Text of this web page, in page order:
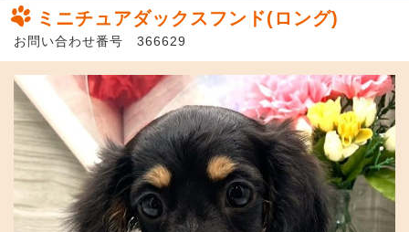
ミニチュアダックスフンド(ロング)
お問い合わせ番号 366629